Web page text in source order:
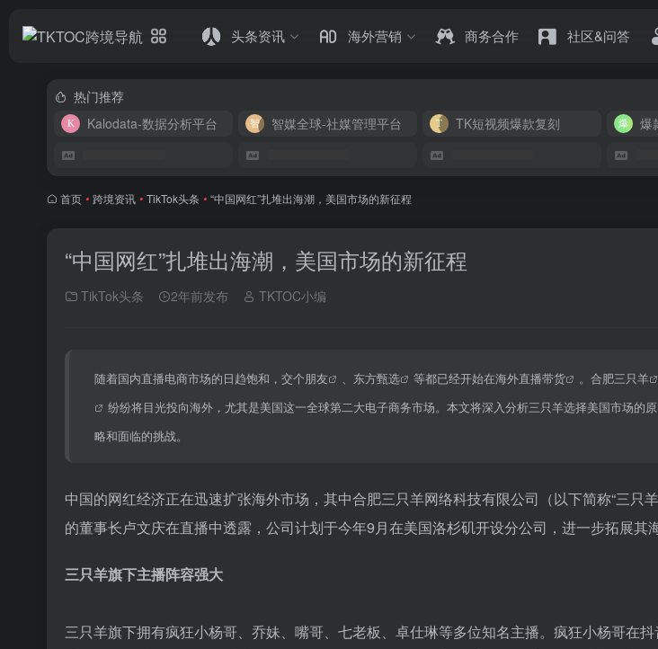
头条资讯 海外营销 商务合作 社区&问答
热门推荐
Kalodata-数据分析平台
智媒全球-社媒管理平台 TK短视频爆款复刻 爆
首页 • 跨境资讯 • TikTok头条 • “中国网红”扎堆出海潮，美国市场的新征程
“中国网红”扎堆出海潮，美国市场的新征程
TikTok头条 2年前发布 TKTOC小编
随着国内直播电商市场的日趋饱和， 交个朋友 、 东方甄选 等都已经开始在海外直播带货 。合肥三只羊
纷纷将目光投向海外，尤其是美国这一全球第二大电子商务市场。本文将深入分析三只羊选择美国市场的
略和面临的挑战。
中国的网红经济正在迅速扩张海外市场，其中合肥三只羊网络科技有限公司（以下简称“三只
的董事长卢文庆在直播中透露，公司计划于今年9月在美国洛杉矶开设分公司，进一步拓展其
三只羊旗下主播阵容强大
三只羊旗下拥有疯狂小杨哥、乔妹、嘴哥、七老板、卓仕琳等多位知名主播。疯狂小杨哥在